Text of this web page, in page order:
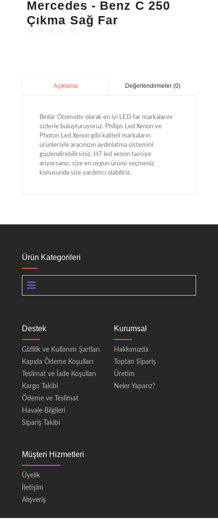
Mercedes - Benz C 250
Çıkma Sağ Far
☆ ☆ ☆ ☆ ☆
Açıklama Değerlendirmeler (0)
Binbir Otomotiv olarak en iyi LED far markalarını
sizlerle buluşturuyoruz. Philips Led Xenon ve
Photon Led Xenon gibi kaliteli markaların
ürünleriyle aracınızın aydınlatma sistemini
güçlendirebilirsiniz. H7 led xenon tavsiye
arıyorsanız, size en uygun ürünü seçmeniz
konusunda size yardımcı olabiliriz.
Ürün Kategorileri
Destek
Gizlilik ve Kullanım Şartları
Kapıda Ödeme Koşulları
Teslimat ve İade Koşulları
Kargo Takibi
Ödeme ve Teslimat
Havale Bilgileri
Sipariş Takibi
Kurumsal
Hakkımızda
Toptan Sipariş
Üretim
Neler Yaparız?
Müşteri Hizmetleri
Üyelik
İletişim
Alışveriş